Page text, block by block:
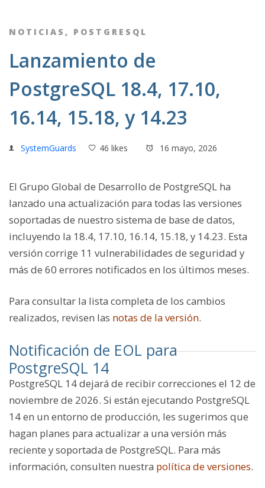
NOTICIAS , POSTGRESQL
Lanzamiento de
PostgreSQL 18.4, 17.10,
16.14, 15.18, y 14.23
SystemGuards 46 likes 16 mayo, 2026
El Grupo Global de Desarrollo de PostgreSQL ha
lanzado una actualización para todas las versiones
soportadas de nuestro sistema de base de datos,
incluyendo la 18.4, 17.10, 16.14, 15.18, y 14.23. Esta
versión corrige 11 vulnerabilidades de seguridad y
más de 60 errores notificados en los últimos meses.
Para consultar la lista completa de los cambios
realizados, revisen las notas de la versión.
Notificación de EOL para
PostgreSQL 14
PostgreSQL 14 dejará de recibir correcciones el 12 de
noviembre de 2026. Si están ejecutando PostgreSQL
14 en un entorno de producción, les sugerimos que
hagan planes para actualizar a una versión más
reciente y soportada de PostgreSQL. Para más
información, consulten nuestra política de versiones.